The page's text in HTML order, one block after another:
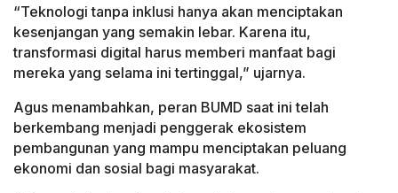
“Teknologi tanpa inklusi hanya akan menciptakan
kesenjangan yang semakin lebar. Karena itu,
transformasi digital harus memberi manfaat bagi
mereka yang selama ini tertinggal,” ujarnya.
Agus menambahkan, peran BUMD saat ini telah
berkembang menjadi penggerak ekosistem
pembangunan yang mampu menciptakan peluang
ekonomi dan sosial bagi masyarakat.